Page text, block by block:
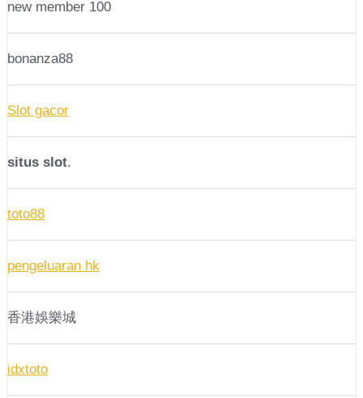
new member 100
bonanza88
Slot gacor
situs slot.
toto88
pengeluaran hk
香港娛樂城
idxtoto